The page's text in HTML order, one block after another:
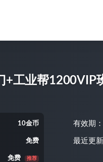
+工业帮1200VIP
10金币
免费
免费 推荐
有效期
最近更